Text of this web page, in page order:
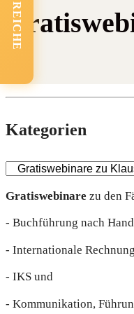
Kate­go­rien
Gra­tis­web­i­na­re zu den
- Buch­füh­rung nach
- Inter­na­tio­na­le
- IKS und
- Kom­mu­ni­ka­ti­on,